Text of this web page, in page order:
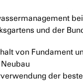
bei
und der
von Fundament
der